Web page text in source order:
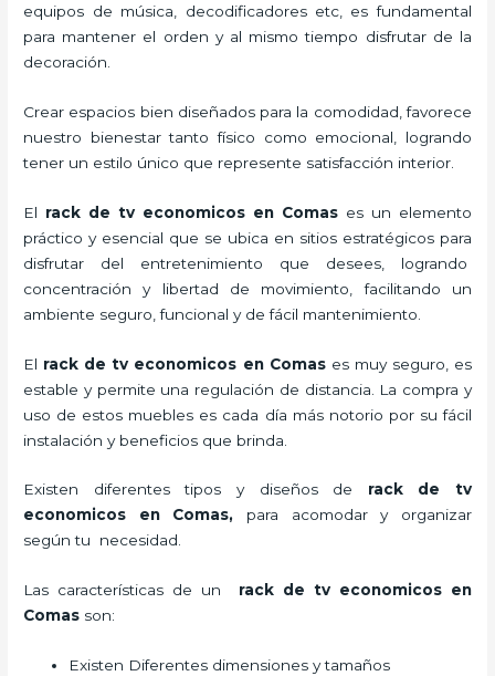
equipos de música, decodificadores etc, es fundamental
para mantener el orden y al mismo tiempo disfrutar de la
decoración.
Crear espacios bien diseñados para la comodidad, favorece
nuestro bienestar tanto físico como emocional, logrando
tener un estilo único que represente satisfacción interior.
El rack de tv economicos en Comas es un elemento
práctico y esencial que se ubica en sitios estratégicos para
disfrutar del entretenimiento que desees, logrando
concentración y libertad de movimiento, facilitando un
ambiente seguro, funcional y de fácil mantenimiento.
El rack de tv economicos en Comas es muy seguro, es
estable y permite una regulación de distancia. La compra y
uso de estos muebles es cada día más notorio por su fácil
instalación y beneficios que brinda.
Existen diferentes tipos y diseños de rack de tv
economicos en Comas, para acomodar y organizar
según tu necesidad.
Las características de un rack de tv economicos en
Comas son:
Existen Diferentes dimensiones y tamaños